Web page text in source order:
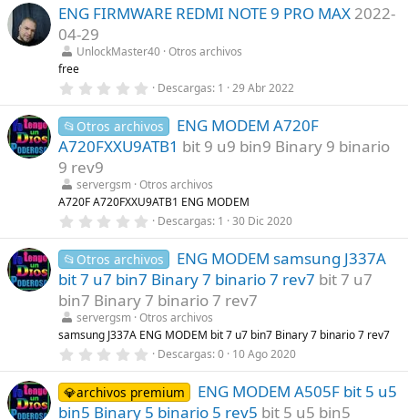
(0
t
l
a
(
s
)
ENG FIRMWARE REDMI NOTE 9 PRO MAX 2022-
04-29
UnlockMaster40 Otros archivos
free
0
0
e
s
e
l
a
(
s
)
Descargas 1 29 Abr 2022
📂Otros archivos
ENG MODEM A720F
A720FXXU9ATB1 bit 9 u9 bin9 Binary 9 binario
9 rev9
servergsm Otros archivos
A720F A720FXXU9ATB1 ENG MODEM
0
0
e
s
t
r
e
l
a
(
s
)
Descargas 1 30 Dic 2020
📂Otros archivos
ENG MODEM samsung J337A
bit 7 u7 bin7 Binary 7 binario 7 rev7 bit 7 u7
bin7 Binary 7 binario 7 rev7
servergsm Otros archivos
samsung J337A ENG MODEM bit 7 u7 bin7 Binary 7 binario 7 rev7
0
0
e
s
Descargas 0 10 Ago 2020
💎archivos premium
ENG MODEM A505F bit 5 u5
bin5 Binary 5 binario 5 rev5 bit 5 u5 bin5